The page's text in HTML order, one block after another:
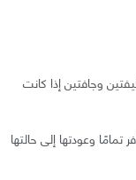
وجافتين إذا كانت
تمامًا وعودتها إلى حالتها